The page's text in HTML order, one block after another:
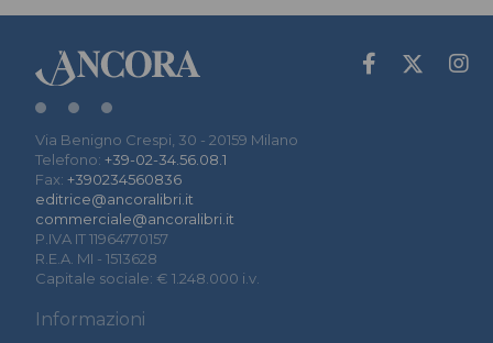
Via Benigno Crespi, 30 - 20159 Milano
Telefono: +39-02-34.56.08.1
Fax: +390234560836
editrice@ancoralibri.it
commerciale@ancoralibri.it
P.IVA IT 11964770157
R.E.A. MI - 1513628
Capitale sociale: € 1.248.000 i.v.
Informazioni